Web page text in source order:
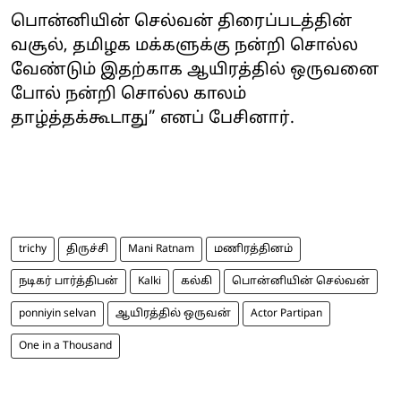
பொன்னியின் செல்வன் திரைப்படத்தின்
வசூல், தமிழக மக்களுக்கு நன்றி சொல்ல
வேண்டும் இதற்காக ஆயிரத்தில் ஒருவனை
போல் நன்றி சொல்ல காலம்
தாழ்த்தக்கூடாது” எனப் பேசினார்.
trichy திருச்சி Mani Ratnam மணிரத்தினம்
நடிகர் பார்த்திபன் Kalki கல்கி பொன்னியின் செல்வன்
ponniyin selvan ஆயிரத்தில் ஒருவன் Actor Partipan
One in a Thousand